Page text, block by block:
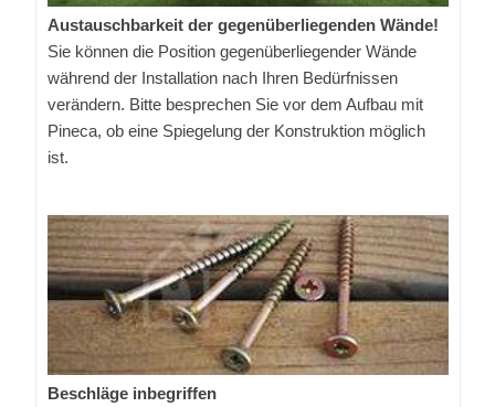
Austauschbarkeit der gegenüberliegenden Wände!
Sie können die Position gegenüberliegender Wände
während der Installation nach Ihren Bedürfnissen
verändern. Bitte besprechen Sie vor dem Aufbau mit
Pineca, ob eine Spiegelung der Konstruktion möglich
ist.
Beschläge inbegriffen